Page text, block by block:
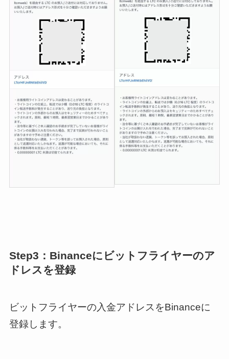
Step3：Binanceにビットフライヤーのア
ドレスを登録
ビットフライヤーの入金アドレスをBinanceに
登録します。